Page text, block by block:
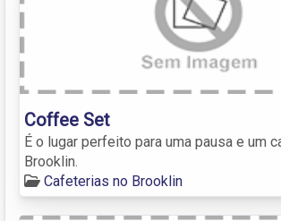
Coffee Set
É o lugar perfeito para uma pausa e um
Brooklin.
Cafeterias no Brooklin